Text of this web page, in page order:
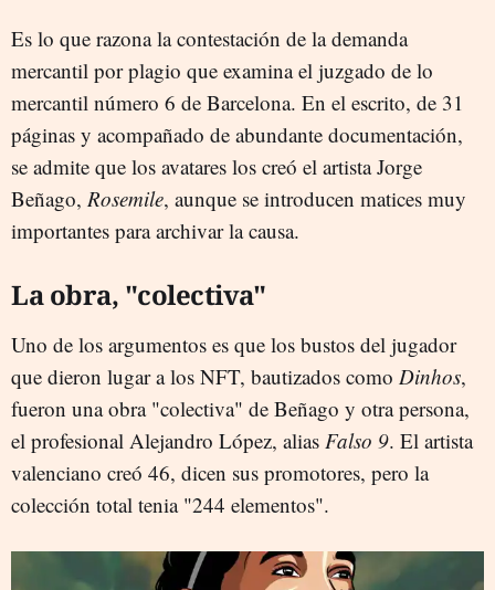
Es lo que razona la contestación de la demanda
mercantil por plagio que examina el juzgado de lo
mercantil número 6 de Barcelona. En el escrito, de 31
páginas y acompañado de abundante documentación,
se admite que los avatares los creó el artista Jorge
Beñago, Rosemile, aunque se introducen matices muy
importantes para archivar la causa.
La obra, "colectiva"
Uno de los argumentos es que los bustos del jugador
que dieron lugar a los NFT, bautizados como Dinhos,
fueron una obra "colectiva" de Beñago y otra persona,
el profesional Alejandro López, alias Falso 9. El artista
valenciano creó 46, dicen sus promotores, pero la
colección total tenia "244 elementos".